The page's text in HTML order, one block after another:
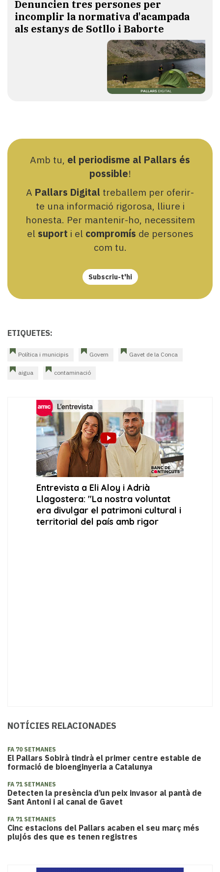
Denuncien tres persones per
incomplir la normativa d'acampada
als estanys de Sotllo i Baborte
Amb tu, el periodisme al Pallars és
possible!
A Pallars Digital treballem per oferir-
te una informació rigorosa, lliure i
honesta. Per mantenir-ho, necessitem
el suport i el compromís de persones
com tu.
Subscriu-t'hi
ETIQUETES:
Política i municipis Govern Gavet de la Conca
aigua contaminació
NOTÍCIES RELACIONADES
FA 70 SETMANES
El Pallars Sobirà tindrà el primer centre estable de
formació de bioenginyeria a Catalunya
FA 71 SETMANES
Detecten la presència d’un peix invasor al pantà de
Sant Antoni i al canal de Gavet
FA 71 SETMANES
Cinc estacions del Pallars acaben el seu març més
plujós des que es tenen registres